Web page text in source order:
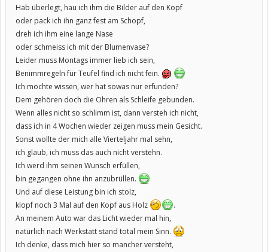
Hab überlegt, hau ich ihm die Bilder auf den Kopf
oder pack ich ihn ganz fest am Schopf,
dreh ich ihm eine lange Nase
oder schmeiss ich mit der Blumenvase?
Leider muss Montags immer lieb ich sein,
Benimmregeln für Teufel find ich nicht fein.
Ich möchte wissen, wer hat sowas nur erfunden?
Dem gehören doch die Ohren als Schleife gebunden.
Wenn alles nicht so schlimm ist, dann versteh ich nicht,
dass ich in 4 Wochen wieder zeigen muss mein Gesicht.
Sonst wollte der mich alle Vierteljahr mal sehn,
ich glaub, ich muss das auch nicht verstehn.
Ich werd ihm seinen Wunsch erfüllen,
bin gegangen ohne ihn anzubrüllen.
Und auf diese Leistung bin ich stolz,
klopf noch 3 Mal auf den Kopf aus Holz
.
An meinem Auto war das Licht wieder mal hin,
natürlich nach Werkstatt stand total mein Sinn.
Ich denke, dass mich hier so mancher versteht,